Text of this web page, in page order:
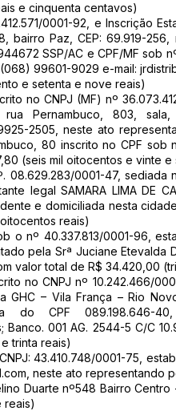
e cinquenta centavos)
0001-92, e Inscrição
bairro Paz, CEP: 69.919-
SSP/AC e CPF/MF sob
99601-9029 e-mail:
e setenta e nove reais)
no CNPJ (MF) nº
Pernambuco, 803,
2505, neste ato
80 inscrito no CPF
(seis mil oitocentos e vinte
08.629.283/0001-47,
legal SAMARA LIMA DE
e domiciliada nesta
reais)
o nº 40.337.813/0001-96,
pela Srª Juciane Etevalda
valor total de R$ 34.420,00
no CNPJ nº 10.242.466/
GHC – Vila França – Rio
do CPF 089.198.646-
Banco. 001 AG. 2544-5 C/C
trinta reais)
CNPJ: 43.410.748/0001-75,
, neste ato representando
Duarte nº548 Bairro
reais)